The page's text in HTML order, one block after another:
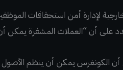
لإدارة أمن استحقاقات
على أن “العملات المشفرة